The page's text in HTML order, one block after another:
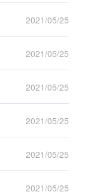
2021/05/25
2021/05/25
2021/05/25
2021/05/25
2021/05/25
2021/05/25